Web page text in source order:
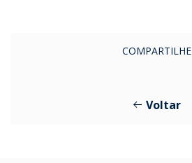
COMPARTILHE
Voltar